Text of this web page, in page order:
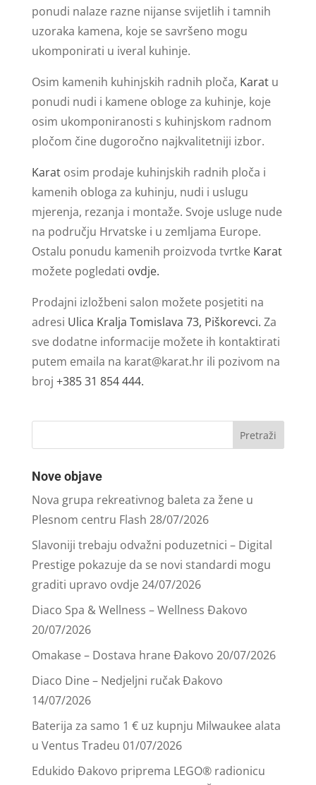
ponudi nalaze razne nijanse svijetlih i tamnih
uzoraka kamena, koje se savršeno mogu
ukomponirati u iveral kuhinje.
Osim kamenih kuhinjskih radnih ploča, Karatu
ponudi nudi i kamene obloge za kuhinje, koje
osim ukomponiranosti s kuhinjskom radnom
pločom čine dugoročno najkvalitetniji izbor.
Karat osim prodaje kuhinjskih radnih ploča i
kamenih obloga za kuhinju, nudi i uslugu
mjerenja, rezanja i montaže. Svoje usluge nude
na području Hrvatske i u zemljama Europe.
Ostalu ponudu kamenih proizvoda tvrtke Karat
možete pogledati ovdje.
Prodajni izložbeni salon možete posjetiti na
adresi Ulica Kralja Tomislava 73, Piškorevci. Za
sve dodatne informacije možete ih kontaktirati
putem emaila na karat@karat.hrili pozivom na
broj +385 31 854 444.
Nove objave
Nova grupa rekreativnog baleta za žene u
Plesnom centru Flash 28/07/2026
Slavoniji trebaju odvažni poduzetnici – Digital
Prestige pokazuje da se novi standardi mogu
graditi upravo ovdje24/07/2026
Diaco Spa & Wellness – Wellness Đakovo
20/07/2026
Omakase – Dostava hrane Đakovo 20/07/2026
Diaco Dine – Nedjeljni ručak Đakovo
14/07/2026
Baterija za samo 1 € uz kupnju Milwaukee alata
u Ventus Tradeu 01/07/2026
Edukido Đakovo priprema LEGO® radionicu